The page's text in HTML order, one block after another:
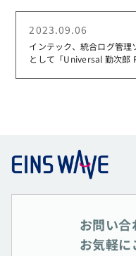
2023.09.06
インテック、統合ログ管
として「Universal 勤次郎
お問い
お気軽に